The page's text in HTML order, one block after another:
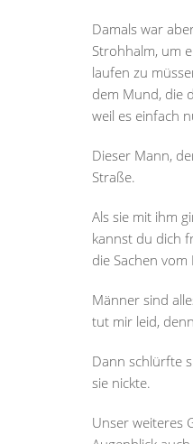
Damals war
Strohhalm, um
laufen zu
dem Mund, die
weil es einfach
Dieser Mann,
Straße.
Als sie mit ihm
kannst du dich
die Sachen
Männer sind
tut mir leid,
Dann schlürfte
sie nickte.
Unser weiteres